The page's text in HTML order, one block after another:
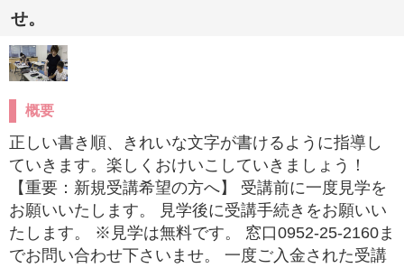
せ。
概要
正しい書き順、きれいな文字が書けるように指導し
ていきます。楽しくおけいこしていきましょう！
【重要：新規受講希望の方へ】 受講前に一度見学を
お願いいたします。 見学後に受講手続きをお願いい
たします。 ※見学は無料です。 窓口0952-25-2160ま
でお問い合わせ下さいませ。 一度ご入金された受講